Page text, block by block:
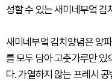
성할 수 있는 새미네부엌 김
새미네부엌 김치양념은 양
를 모두 담아 고춧가루만 있
다. 가열하지 않는 프레시